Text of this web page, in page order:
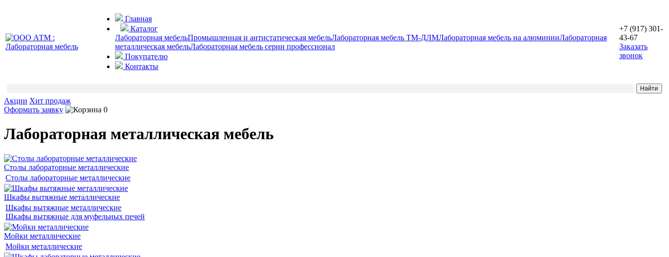
Главная
Каталог
Лабораторная мебельПромышленная и антистатическая мебельЛабораторная мебель ТМ-ДЛМЛабораторная мебель на алюминииЛабораторная
металлическая мебельЛабораторная мебель серии профессионал
Покупателю
Контакты
+7 (917) 301-
43-67
Заказать
звонок
Акции Хит продаж
Оформить заявку
0
Лабораторная металлическая мебель
Столы лабораторные металлические
Столы лабораторные металлические
Шкафы вытяжные металлические
Шкафы вытяжные металлические
Шкафы вытяжные для муфельных печей
Мойки металлические
Мойки металлические